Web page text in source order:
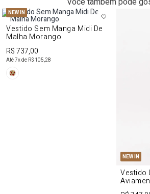
NEW IN
Vestido Sem Manga Midi De
Malha Morango
R$ 737,00
Até7x de R$ 105,28
NEW IN
Vestido